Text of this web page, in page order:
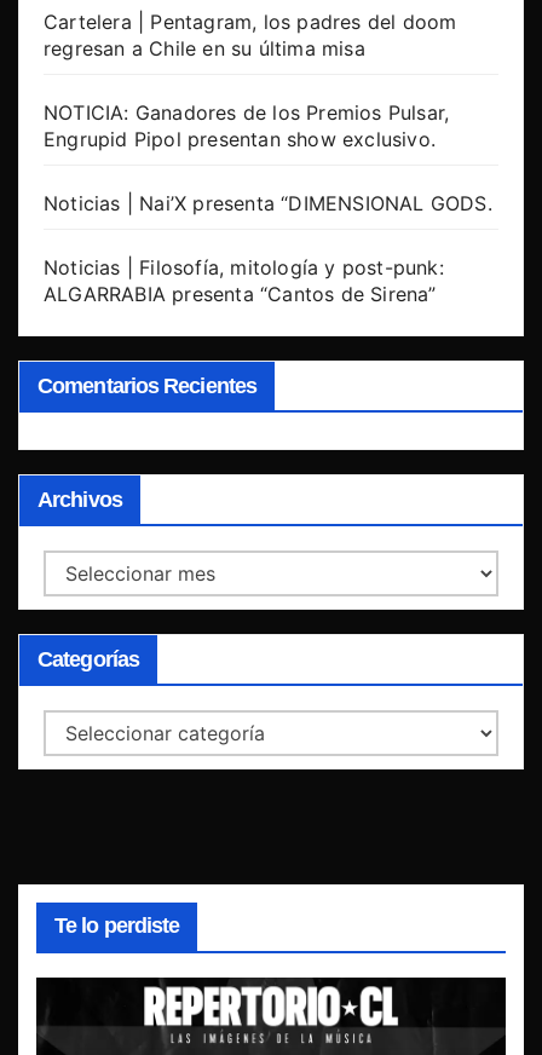
Cartelera | Pentagram, los padres del doom
regresan a Chile en su última misa
NOTICIA: Ganadores de los Premios Pulsar,
Engrupid Pipol presentan show exclusivo.
Noticias | Nai’X presenta “DIMENSIONAL GODS.
Noticias | Filosofía, mitología y post-punk:
ALGARRABIA presenta “Cantos de Sirena”
Comentarios Recientes
Archivos
Archivos
Categorías
Categorías
Te lo perdiste